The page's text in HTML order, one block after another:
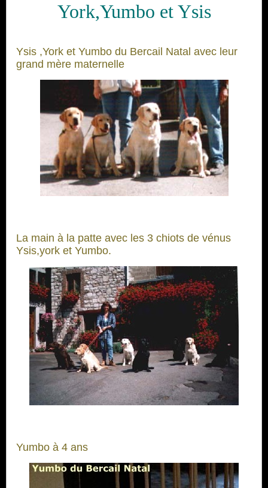
York,Yumbo et Ysis
Ysis ,York et Yumbo du Bercail Natal avec leur
grand mère maternelle
La main à la patte avec les 3 chiots de vénus
Ysis,york et Yumbo.
Yumbo à 4 ans